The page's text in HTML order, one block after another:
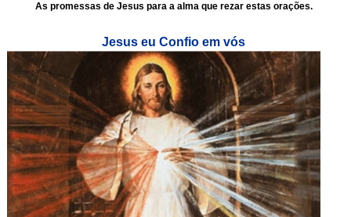
As promessas de Jesus para a alma que rezar estas orações.
Jesus eu Confio em vós